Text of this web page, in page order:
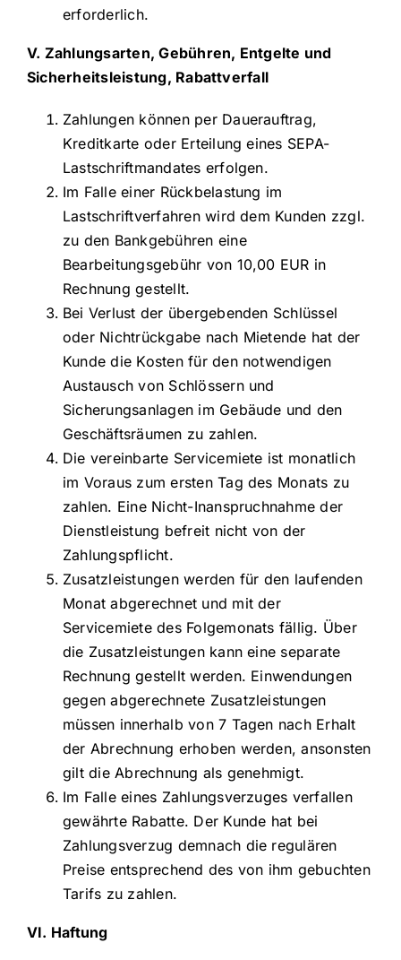
erforderlich.
V. Zahlungsarten, Gebühren, Entgelte und
Sicherheitsleistung, Rabattverfall
Zahlungen können per Dauerauftrag,
Kreditkarte oder Erteilung eines SEPA-
Lastschriftmandates erfolgen.
Im Falle einer Rückbelastung im
Lastschriftverfahren wird dem Kunden zzgl.
zu den Bankgebühren eine
Bearbeitungsgebühr von 10,00 EUR in
Rechnung gestellt.
Bei Verlust der übergebenden Schlüssel
oder Nichtrückgabe nach Mietende hat der
Kunde die Kosten für den notwendigen
Austausch von Schlössern und
Sicherungsanlagen im Gebäude und den
Geschäftsräumen zu zahlen.
Die vereinbarte Servicemiete ist monatlich
im Voraus zum ersten Tag des Monats zu
zahlen. Eine Nicht-Inanspruchnahme der
Dienstleistung befreit nicht von der
Zahlungspflicht.
Zusatzleistungen werden für den laufenden
Monat abgerechnet und mit der
Servicemiete des Folgemonats fällig. Über
die Zusatzleistungen kann eine separate
Rechnung gestellt werden. Einwendungen
gegen abgerechnete Zusatzleistungen
müssen innerhalb von 7 Tagen nach Erhalt
der Abrechnung erhoben werden, ansonsten
gilt die Abrechnung als genehmigt.
Im Falle eines Zahlungsverzuges verfallen
gewährte Rabatte. Der Kunde hat bei
Zahlungsverzug demnach die regulären
Preise entsprechend des von ihm gebuchten
Tarifs zu zahlen.
VI. Haftung